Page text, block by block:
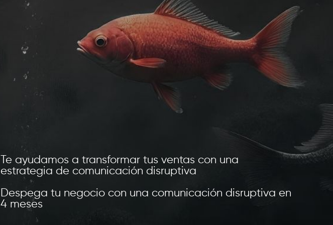
Te ayudamos a transformar tus ventas con una
estrategia de comunicación disruptiva
Despega tu negocio con una comunicación disruptiva en
4 meses